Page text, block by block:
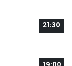
21:30